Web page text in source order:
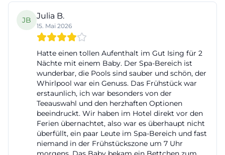
nach reiten, reiterferien, reitschule oder turniere
suchen. Gut Ising ist hier kein Hotel mit Reitstall
nebenan, sondern ein Resort, das den Reitsport in
(https://www.gut-ising.de/en/info-service/hotel-a-z?
utm_source=openai))
Auch Golf spielt eine zentrale Rolle. Der 9-Loch-
Golfplatz des Golf Club Gut Ising liegt zwischen
alten Baumalleen und der benachbarten
Poloanlage. Die offizielle Seite nennt ihn als Kurs,
der vom ehemaligen Deutschen Meister Thomas
JB Julia B.
15. Mai 2026
Hatte einen tollen Aufenthalt im Gut Ising für 2
Nächte mit einem Baby. Der Spa-Bereich ist
wunderbar, die Pools sind sauber und schön, der
Whirlpool war ein Genuss. Das Frühstück war
erstaunlich, ich war besonders von der
Teeauswahl und den herzhaften Optionen
beeindruckt. Wir haben im Hotel direkt vor den
Ferien übernachtet, also war es überhaupt nicht
überfüllt, ein paar Leute im Spa-Bereich und fast
niemand in der Frühstückszone um 7 Uhr